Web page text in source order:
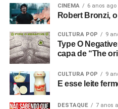
CINEMA 6 anos ago
Robert Bronzi,
CULTURA POP 9
Type O
capa de “The
CULTURA POP 9
E esse leite
DESTAQUE 7 anos